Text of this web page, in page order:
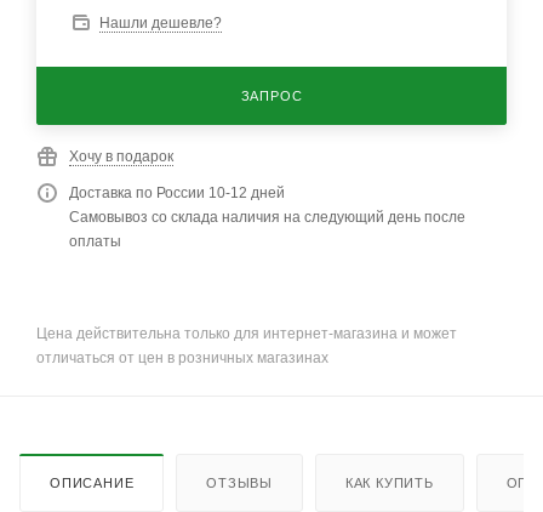
Нашли дешевле?
ЗАПРОС
Хочу в подарок
Доставка по России 10-12 дней
Самовывоз со склада наличия на следующий день после
оплаты
Цена действительна только для интернет-магазина и может
отличаться от цен в розничных магазинах
ОПИСАНИЕ ОТЗЫВЫ КАК КУПИТЬ